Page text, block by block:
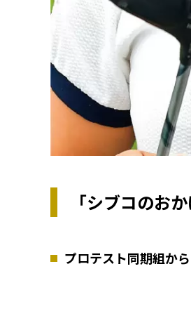
「シブコのお
プロテスト同期組か